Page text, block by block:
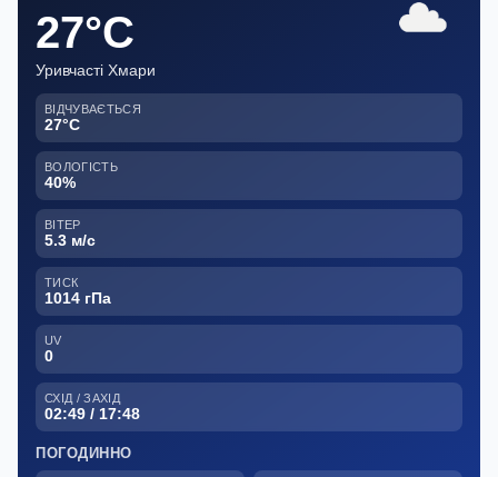
27°C
Уривчасті Хмари
ВІДЧУВАЄТЬСЯ
27°C
ВОЛОГІСТЬ
40%
ВІТЕР
5.3 м/с
ТИСК
1014 гПа
UV
0
СХІД / ЗАХІД
02:49 / 17:48
ПОГОДИННО